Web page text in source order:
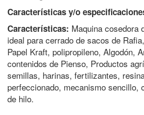
Características y/o
Características: Maquina cosedora
ideal para cerrado de sacos de
Papel Kraft, polipropileno, Algodón,
contenidos de Pienso, Productos
semillas, harinas, fertilizantes,
perfeccionado, mecanismo sencillo,
de hilo.